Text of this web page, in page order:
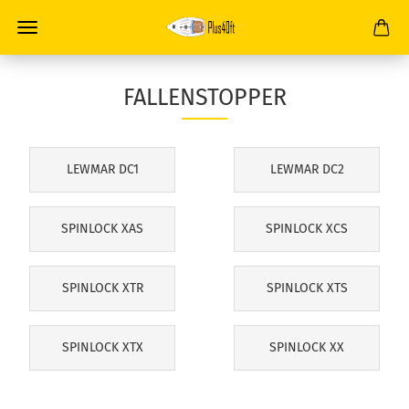
FALLENSTOPPER
LEWMAR DC1 LEWMAR DC2
SPINLOCK XAS SPINLOCK XCS
SPINLOCK XTR SPINLOCK XTS
SPINLOCK XTX SPINLOCK XX